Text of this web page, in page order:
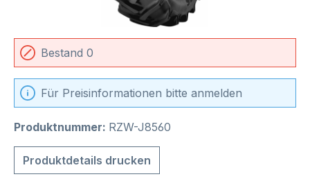
Bestand 0
Für Preisinformationen bitte anmelden
Produktnummer: RZW-J8560
Produktdetails drucken